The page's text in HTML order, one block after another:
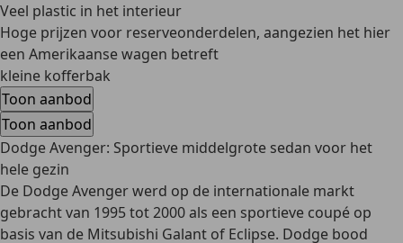
Veel plastic in het interieur
Hoge prijzen voor reserveonderdelen, aangezien het hier
een Amerikaanse wagen betreft
kleine kofferbak
Toon aanbod
Toon aanbod
Dodge Avenger: Sportieve middelgrote sedan voor het
hele gezin
De Dodge Avenger werd op de internationale markt
gebracht van 1995 tot 2000 als een sportieve coupé op
basis van de Mitsubishi Galant of Eclipse. Dodge bood